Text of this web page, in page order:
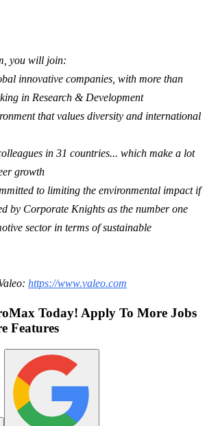
you will join:
innovative companies, with more than
in Research & Development
that values diversity and international
in 31 countries... which make a lot
growth
to limiting the environmental impact if
by Corporate Knights as the number one
sector in terms of sustainable
https://www.valeo.com
Today! Apply To More Jobs
Features